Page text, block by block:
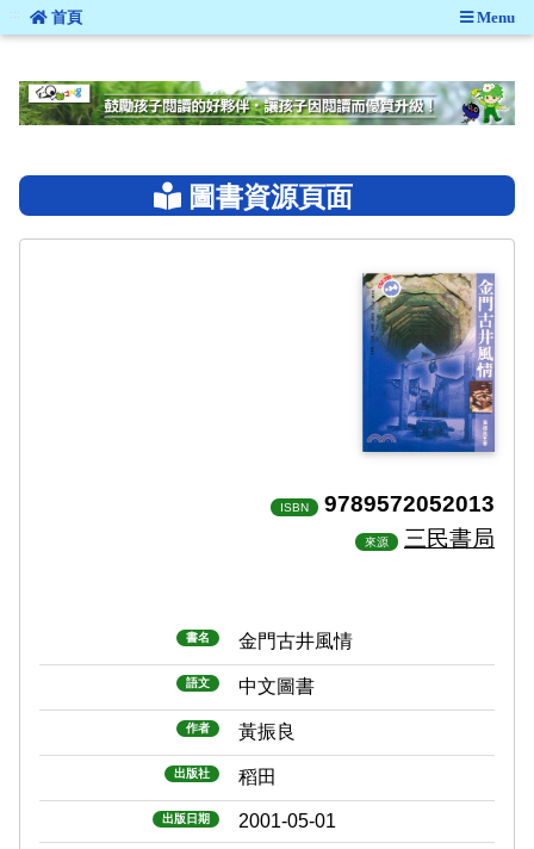
::: 首頁 Menu
圖書資源頁面
ISBN 9789572052013
來源 三民書局
書名 金門古井風情
語文 中文圖書
作者 黃振良
出版社 稻田
出版日期 2001-05-01